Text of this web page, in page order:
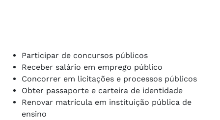
Participar de concursos públicos
Receber salário em emprego público
Concorrer em licitações e processos públicos
Obter passaporte e carteira de identidade
Renovar matrícula em instituição pública de
ensino